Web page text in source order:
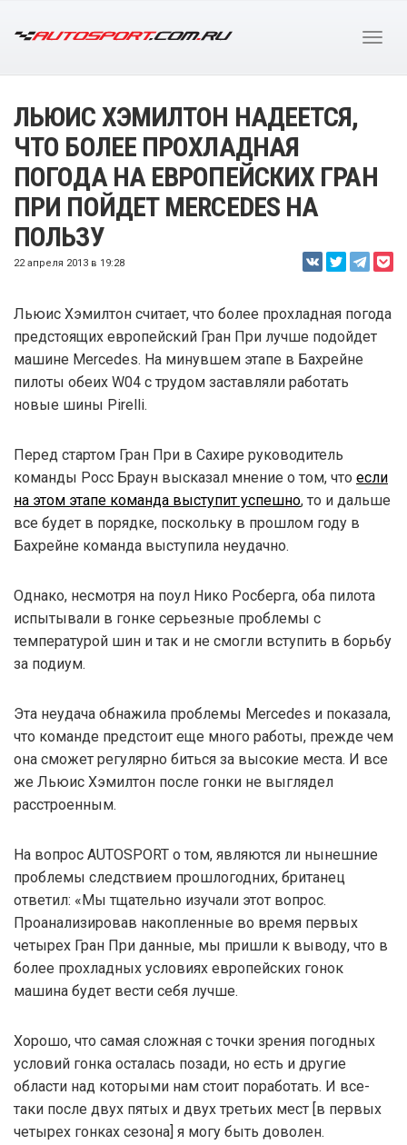
ЛЬЮИС ХЭМИЛТОН НАДЕЕТСЯ,
ЧТО БОЛЕЕ ПРОХЛАДНАЯ
ПОГОДА НА ЕВРОПЕЙСКИХ ГРАН
ПРИ ПОЙДЕТ MERCEDES НА
ПОЛЬЗУ
22 апреля 2013 в 19:28
Льюис Хэмилтон считает, что более прохладная погода
предстоящих европейский Гран При лучше подойдет
машине Mercedes. На минувшем этапе в Бахрейне
пилоты обеих W04 с трудом заставляли работать
новые шины Pirelli.
Перед стартом Гран При в Сахире руководитель
команды Росс Браун высказал мнение о том, что если
на этом этапе команда выступит успешно, то и дальше
все будет в порядке, поскольку в прошлом году в
Бахрейне команда выступила неудачно.
Однако, несмотря на поул Нико Росберга, оба пилота
испытывали в гонке серьезные проблемы с
температурой шин и так и не смогли вступить в борьбу
за подиум.
Эта неудача обнажила проблемы Mercedes и показала,
что команде предстоит еще много работы, прежде чем
она сможет регулярно биться за высокие места. И все
же Льюис Хэмилтон после гонки не выглядел
расстроенным.
На вопрос AUTOSPORT о том, являются ли нынешние
проблемы следствием прошлогодних, британец
ответил: «Мы тщательно изучали этот вопрос.
Проанализировав накопленные во время первых
четырех Гран При данные, мы пришли к выводу, что в
более прохладных условиях европейских гонок
машина будет вести себя лучше.
Хорошо, что самая сложная с точки зрения погодных
условий гонка осталась позади, но есть и другие
области над которыми нам стоит поработать. И все-
таки после двух пятых и двух третьих мест [в первых
четырех гонках сезона] я могу быть доволен.